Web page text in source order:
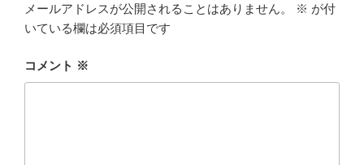
メールアドレスが公開されることはありません。 ※ が付
いている欄は必須項目です
コメント ※